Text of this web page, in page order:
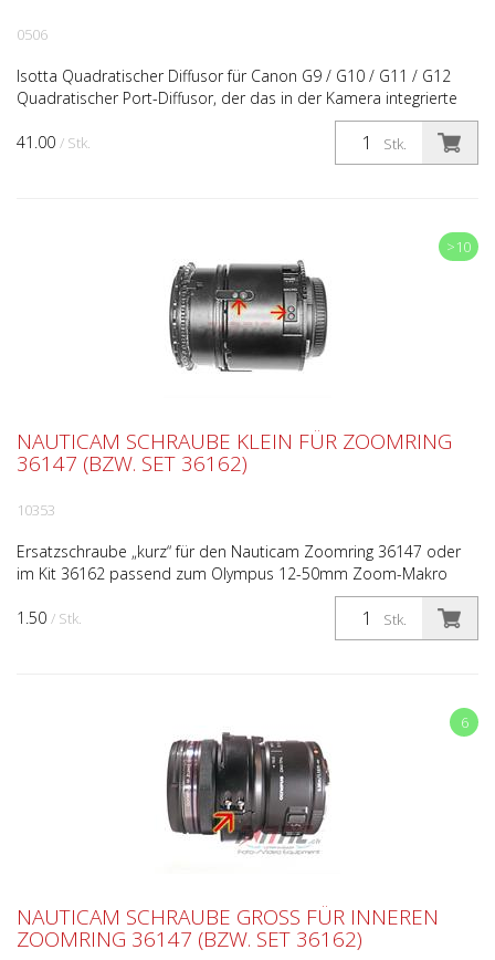
41.00 / Stk. Stk.
0506
Isotta Quadratischer Diffusor für Canon G9 / G10 / G11 / G12
Quadratischer Port-Diffusor, der das in der Kamera integrierte
Blitzlicht streut. Einfache und schnelle Monta...
>10
1.50 / Stk. Stk.
NAUTICAM SCHRAUBE KLEIN FÜR ZOOMRING
36147 (BZW. SET 36162)
10353
Ersatzschraube „kurz“ für den Nauticam Zoomring 36147 oder
im Kit 36162 passend zum Olympus 12-50mm Zoom-Makro
Objektiv. Diese Schraube passt zum äusseren Mantel und an d...
6
NAUTICAM SCHRAUBE GROSS FÜR INNEREN
ZOOMRING 36147 (BZW. SET 36162)